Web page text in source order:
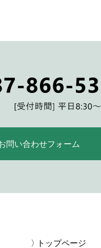
問い合わせフォーム
トップページ